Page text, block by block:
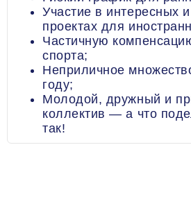
Участие в интересных
проектах для
Частичную
спорта;
Неприличное
году;
Молодой, дружный и
коллектив — а что
так!